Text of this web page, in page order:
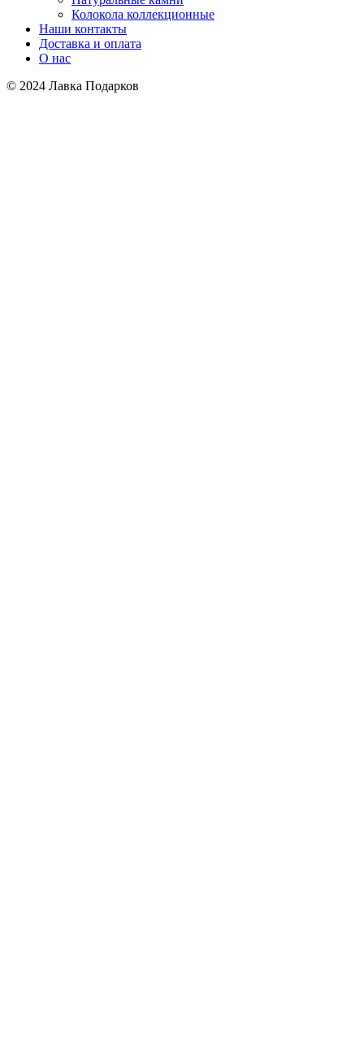
Колокола коллекционные
Наши контакты
Доставка и оплата
О нас
© 2024 Лавка Подарков